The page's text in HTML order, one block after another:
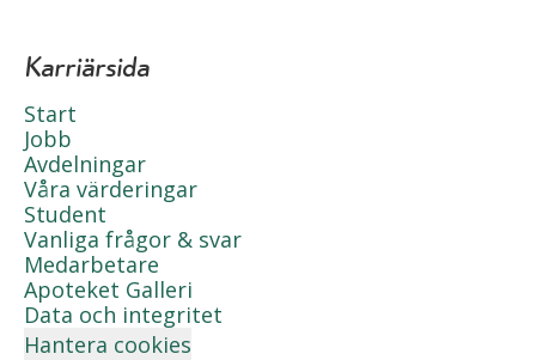
Karriärsida
Start
Jobb
Avdelningar
Våra värderingar
Student
Vanliga frågor & svar
Medarbetare
Apoteket Galleri
Data och integritet
Hantera cookies